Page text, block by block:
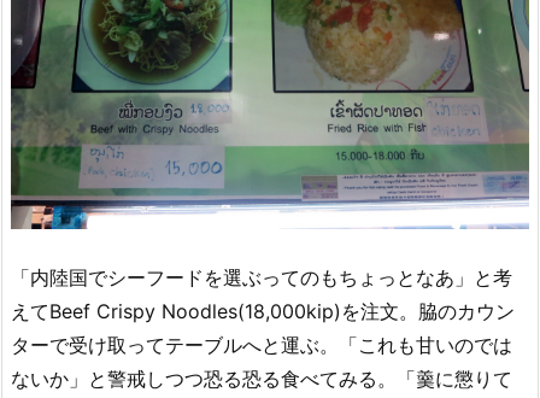
「内陸国でシーフードを選ぶってのもちょっとなあ」と考
えてBeef Crispy Noodles(18,000kip)を注文。脇のカウン
ターで受け取ってテーブルへと運ぶ。「これも甘いのでは
ないか」と警戒しつつ恐る恐る食べてみる。「羹に懲りて